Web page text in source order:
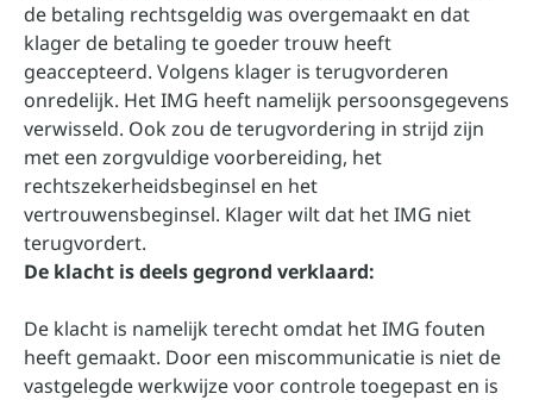
de betaling rechtsgeldig was overgemaakt en dat
klager de betaling te goeder trouw heeft
geaccepteerd. Volgens klager is terugvorderen
onredelijk. Het IMG heeft namelijk persoonsgegevens
verwisseld. Ook zou de terugvordering in strijd zijn
met een zorgvuldige voorbereiding, het
rechtszekerheidsbeginsel en het
vertrouwensbeginsel. Klager wilt dat het IMG niet
terugvordert.
De klacht is deels gegrond verklaard:
De klacht is namelijk terecht omdat het IMG fouten
heeft gemaakt. Door een miscommunicatie is niet de
vastgelegde werkwijze voor controle toegepast en is